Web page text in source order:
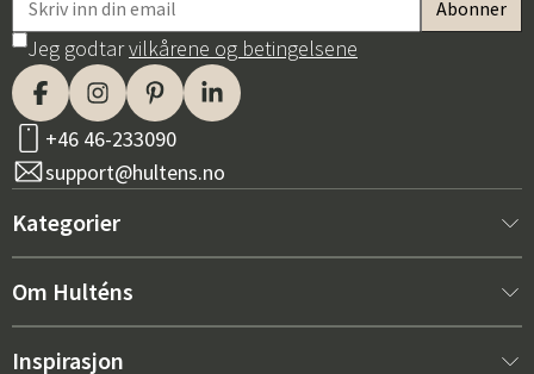
Sverige
Danmark
Norge
Jeg godtarvilkårene og betingelsene
+46 46-233090
support@hultens.no
Kategorier
Nytt hos oss
Om Hulténs
Om Hulténs
Inspirasjon